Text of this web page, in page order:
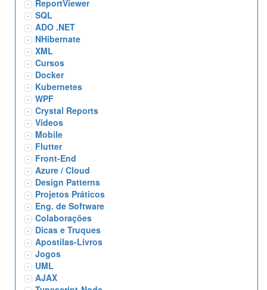
ReportViewer
SQL
ADO .NET
NHibernate
XML
Cursos
Docker
Kubernetes
WPF
Crystal Reports
Vídeos
Mobile
Flutter
Front-End
Azure / Cloud
Design Patterns
Projetos Práticos
Eng. de Software
Colaborações
Dicas e Truques
Apostilas-Livros
Jogos
UML
AJAX